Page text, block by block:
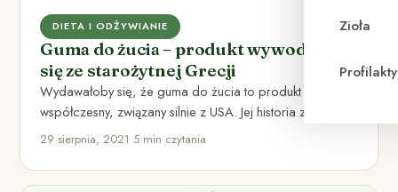
Zioła
DIETA I ODŻYWIANIE
Guma do żucia – produkt wywodzący
się ze starożytnej Grecji
Wydawałoby się, że guma do żucia to produkt
współczesny, związany silnie z USA. Jej historia zaczyna
znacznie wcześniej,…
29 sierpnia, 2021•5 min czytania